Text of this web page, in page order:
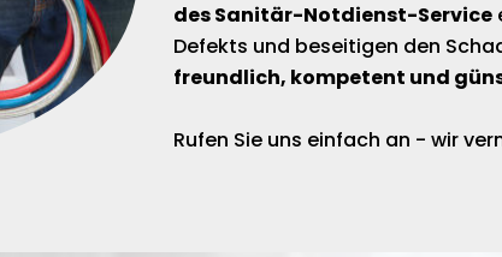
des Sanitär-Notdienst-Service
Defekts und beseitigen den
freundlich, kompetent und
Rufen Sie uns einfach an - wir